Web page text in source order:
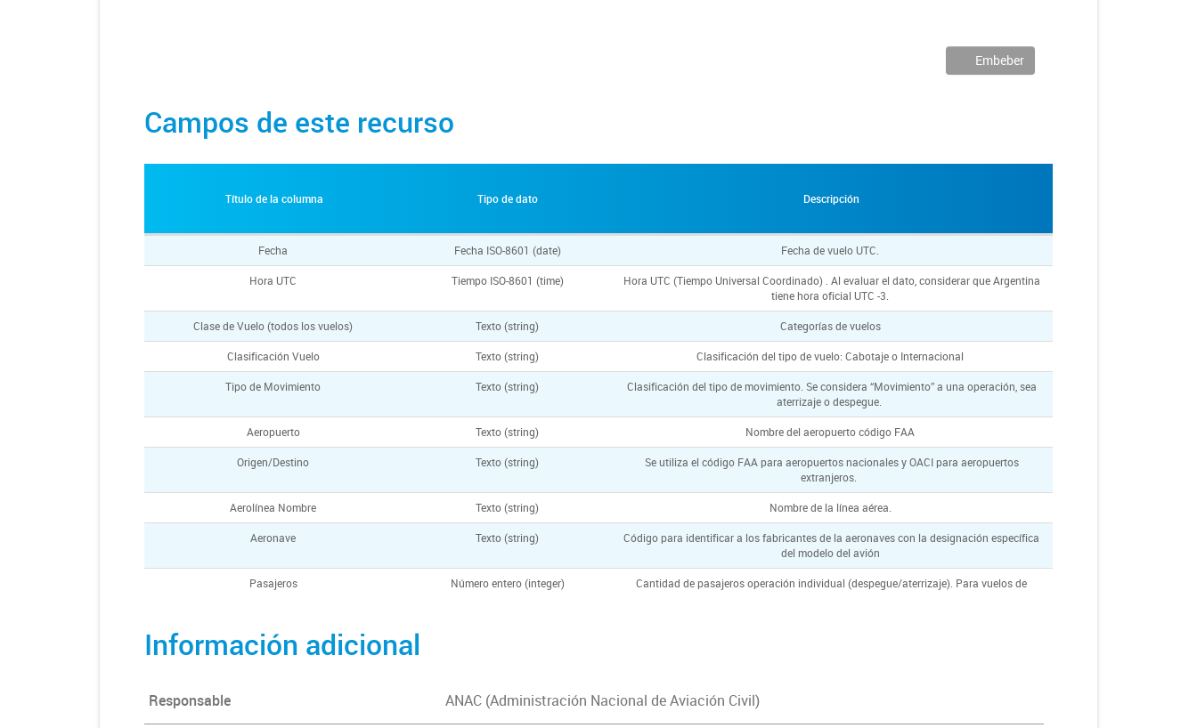
Embeber
Campos de este recurso
Título de la columna Tipo de dato Descripción
Fecha Fecha ISO-8601 (date) Fecha de vuelo UTC.
Hora UTC Tiempo ISO-8601 (time)
Hora UTC (Tiempo Universal Coordinado) . Al evaluar el dato, considerar que Argentina
tiene hora oficial UTC -3.
Clase de Vuelo (todos los vuelos) Texto (string) Categorías de vuelos
Clasificación Vuelo Texto (string) Clasificación del tipo de vuelo: Cabotaje o Internacional
Tipo de Movimiento Texto (string)
Clasificación del tipo de movimiento. Se considera “Movimiento” a una operación, sea
aterrizaje o despegue.
Aeropuerto Texto (string) Nombre del aeropuerto código FAA
Origen/Destino Texto (string)
Se utiliza el código FAA para aeropuertos nacionales y OACI para aeropuertos
extranjeros.
Aerolínea Nombre Texto (string) Nombre de la línea aérea.
Aeronave Texto (string)
Código para identificar a los fabricantes de la aeronaves con la designación específica
del modelo del avión
Pasajeros Número entero (integer)
Cantidad de pasajeros operación individual (despegue/aterrizaje). Para vuelos de
PAX
Texto (string) La informacióon de los últimos 3 meses es provisoria
Información adicional
Responsable ANAC (Administración Nacional de Aviación Civil)